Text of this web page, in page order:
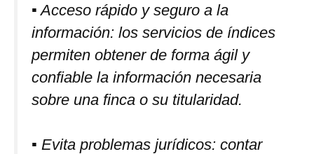
▪ Acceso rápido y seguro a la
información: los servicios de índices
permiten obtener de forma ágil y
confiable la información necesaria
sobre una finca o su titularidad.
▪ Evita problemas jurídicos: contar